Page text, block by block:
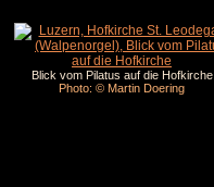
Blick vom Pilatus auf die Hofkirche
Photo: © Martin Doering